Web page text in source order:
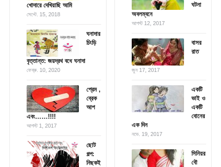
খোদারে দেখিয়াছি আমি
সেপ্টে. 15, 2018
ঘনাদার
চিংড়ি
বৃত্তান্ত: জয়দ্রথ বধে ঘনাদা
ফেব্রু. 10, 2020
প্রেম ,
ব্রেক
আপ
এবং……!!!!
আগস্ট 1, 2017
ছোট
গল্প:
নিছকই
ঘটনা
অবলম্বনে
আগস্ট 12, 2017
বাসর
রাত
জুন 17, 2017
একটি
ভাই ও
একটি
বোনের
এক দিন
নভে. 19, 2017
সিনিয়র
বৌ